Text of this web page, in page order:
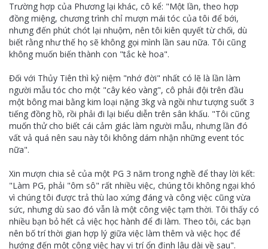
Trường hợp của Phương lại khác, cô kể: "Một lần, theo hợp
đồng miệng, chương trình chỉ mượn mái tóc của tôi để bới,
nhưng đến phút chót lại nhuộm, nên tôi kiên quyết từ chối, dù
biết rằng như thế họ sẽ không gọi mình lần sau nữa. Tôi cũng
không muốn biến thành con "tắc kè hoa".
Đối với Thủy Tiên thì kỷ niệm "nhớ đời" nhất có lẽ là lần làm
người mẫu tóc cho một "cây kéo vàng", cô phải đội trên đầu
một bông mai bằng kim loại nặng 3kg và ngồi như tượng suốt 3
tiếng đồng hồ, rồi phải đi lại biểu diễn trên sân khấu. "Tôi cũng
muốn thử cho biết cái cảm giác làm người mẫu, nhưng lần đó
vất vả quá nên sau này tôi không dám nhận những event tóc
nữa".
Xin mượn chia sẻ của một PG 3 năm trong nghề để thay lời kết:
"Làm PG, phải "ôm sô" rất nhiều việc, chúng tôi không ngại khó
vì chúng tôi được trả thù lao xứng đáng và công việc cũng vừa
sức, nhưng dù sao đó vẫn là một công việc tạm thời. Tôi thấy có
nhiều bạn bỏ hết cả việc học hành để đi làm. Theo tôi, các bạn
nên bố trí thời gian hợp lý giữa việc làm thêm và việc học để
hướng đến một công việc hay vị trí ổn định lâu dài về sau".